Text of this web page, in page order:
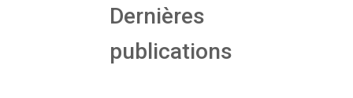
Dernières
publications